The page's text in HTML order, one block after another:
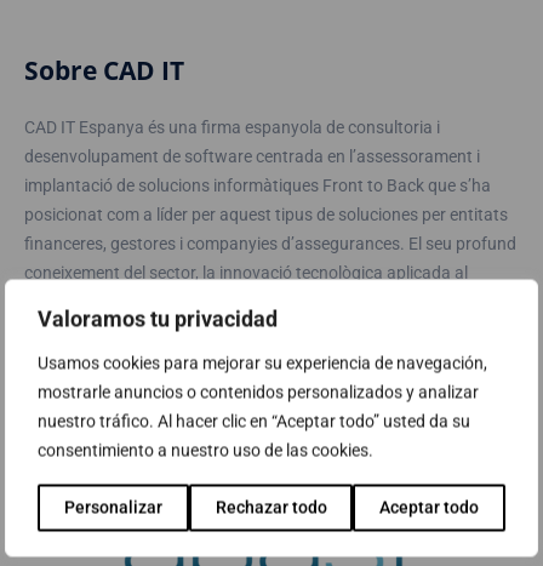
Valoramos tu privacidad
Usamos cookies para mejorar su experiencia de navegación,
mostrarle anuncios o contenidos personalizados y analizar
nuestro tráfico. Al hacer clic en “Aceptar todo” usted da su
consentimiento a nuestro uso de las cookies.
Personalizar Rechazar todo Aceptar todo
Sobre CAD IT
CAD IT Espanya és una firma espanyola de consultoria i
desenvolupament de software centrada en l’assessorament i
implantació de solucions informàtiques Front to Back que s’ha
posicionat com a líder per aquest tipus de soluciones per entitats
financeres, gestores i companyies d’assegurances. El seu profund
coneixement del sector, la innovació tecnològica aplicada al
solucions escalables i a mida als seus clients.
Més informació a www.cadit.es/